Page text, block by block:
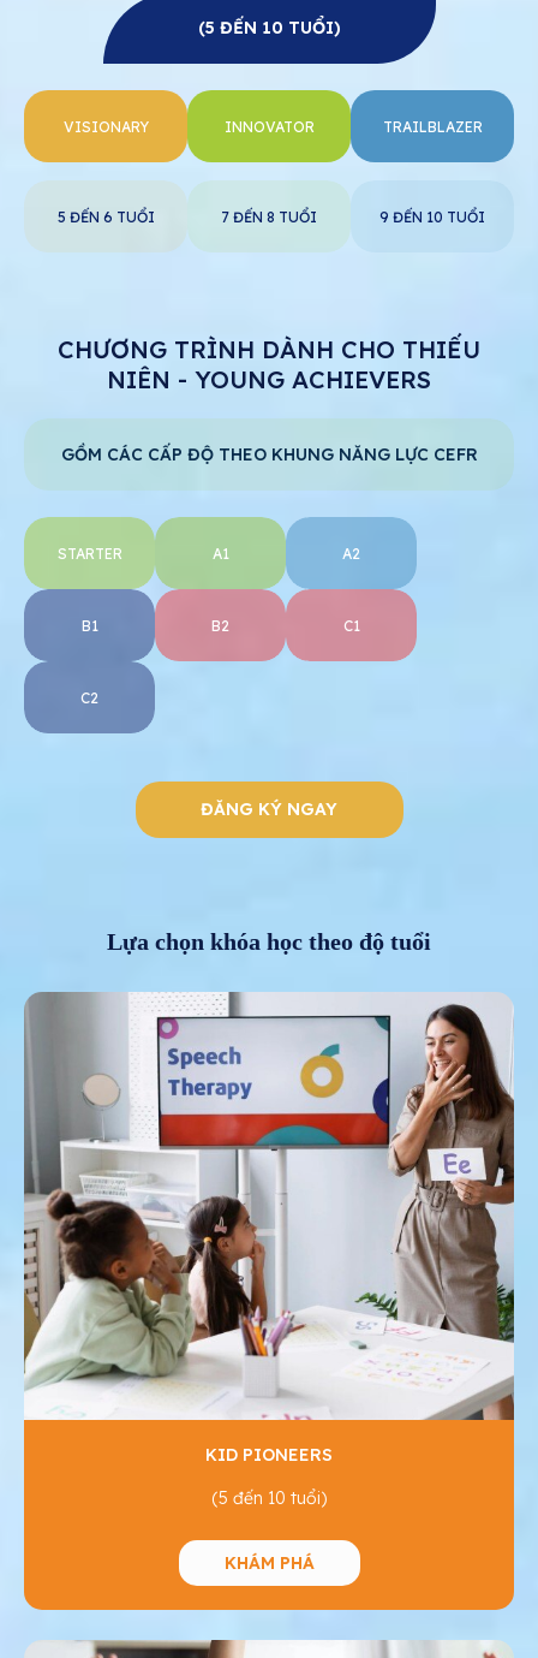
(5 ĐẾN 10 TUỔI)
VISIONARY INNOVATOR TRAILBLAZER
5 ĐẾN 6 TUỔI 7 ĐẾN 8 TUỔI 9 ĐẾN 10 TUỔI
CHƯƠNG TRÌNH DÀNH CHO THIẾU
NIÊN - YOUNG ACHIEVERS
GỒM CÁC CẤP ĐỘ THEO KHUNG NĂNG LỰC CEFR
STARTER A1 A2
B1 B2 C1
C2
ĐĂNG KÝ NGAY
Lựa chọn khóa học theo độ tuổi
KID PIONEERS
(5 đến 10 tuổi)
KHÁM PHÁ